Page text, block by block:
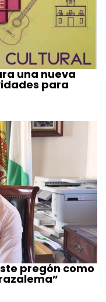
una nueva
para
pregón como